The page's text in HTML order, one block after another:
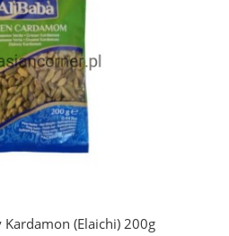
(Elaichi) 200g
koszyka